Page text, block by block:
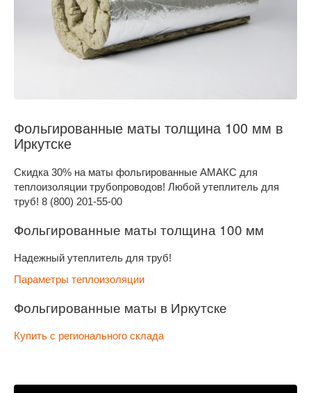
Фольгированные маты толщина 100 мм в
Иркутске
Скидка 30% на маты фольгированные АМАКС для
теплоизоляции трубопроводов! Любой утеплитель для
труб! 8 (800) 201-55-00
Фольгированные маты толщина 100 мм
Надежный утеплитель для труб!
Параметры теплоизоляции
Фольгированные маты в Иркутске
Купить с регионального склада